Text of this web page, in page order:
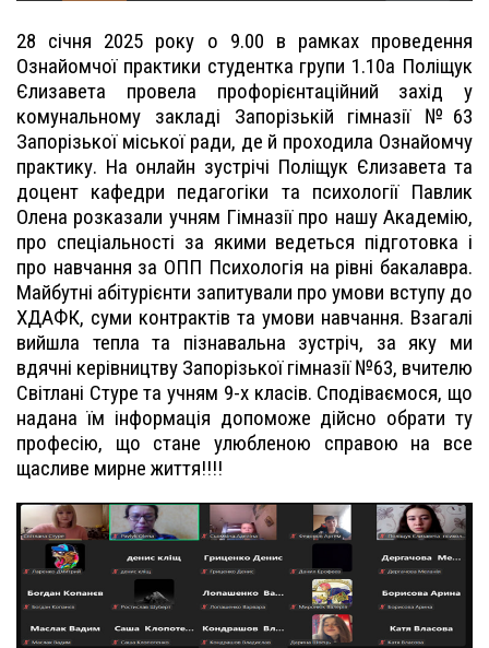
28 січня 2025 року о 9.00 в рамках проведення
Ознайомчої практики студентка групи 1.10а Поліщук
Єлизавета провела профорієнтаційний захід у
комунальному закладі Запорізькій гімназії №63
Запорізької міської ради, де й проходила Ознайомчу
практику. На онлайн зустрічі Поліщук Єлизавета та
доцент кафедри педагогіки та психології Павлик
Олена розказали учням Гімназії про нашу Академію,
про спеціальності за якими ведеться підготовка і
про навчання за ОПП Психологія на рівні бакалавра.
Майбутні абітурієнти запитували про умови вступу до
ХДАФК, суми контрактів та умови навчання. Взагалі
вийшла тепла та пізнавальна зустріч, за яку ми
вдячні керівництву Запорізької гімназії №63, вчителю
Світлані Стуре та учням 9-х класів. Сподіваємося, що
надана їм інформація допоможе дійсно обрати ту
професію, що стане улюбленою справою на все
щасливе мирне життя!!!!